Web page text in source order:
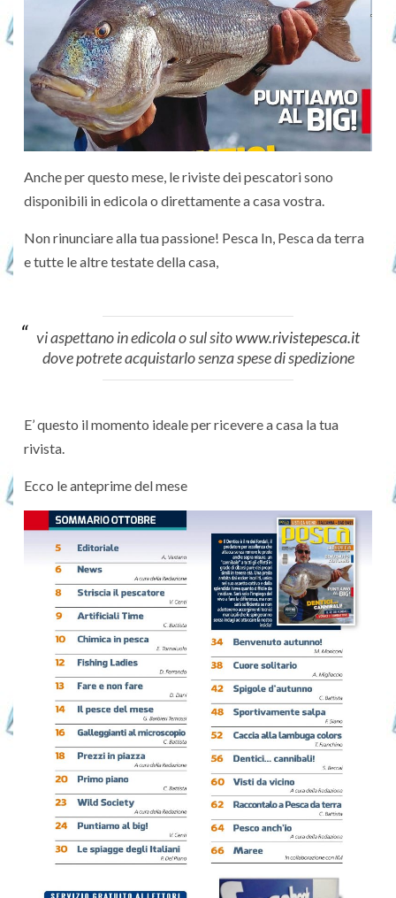
Anche per questo mese, le riviste dei pescatori sono
disponibili in edicola o direttamente a casa vostra.
Non rinunciare alla tua passione! Pesca In, Pesca da terra
e tutte le altre testate della casa,
vi aspettano in edicola o sul sitowww.rivistepesca.it
dove potrete acquistarlo senza spese di spedizione
E’ questo il momento ideale per ricevere a casa la tua
rivista.
Ecco le anteprime del mese